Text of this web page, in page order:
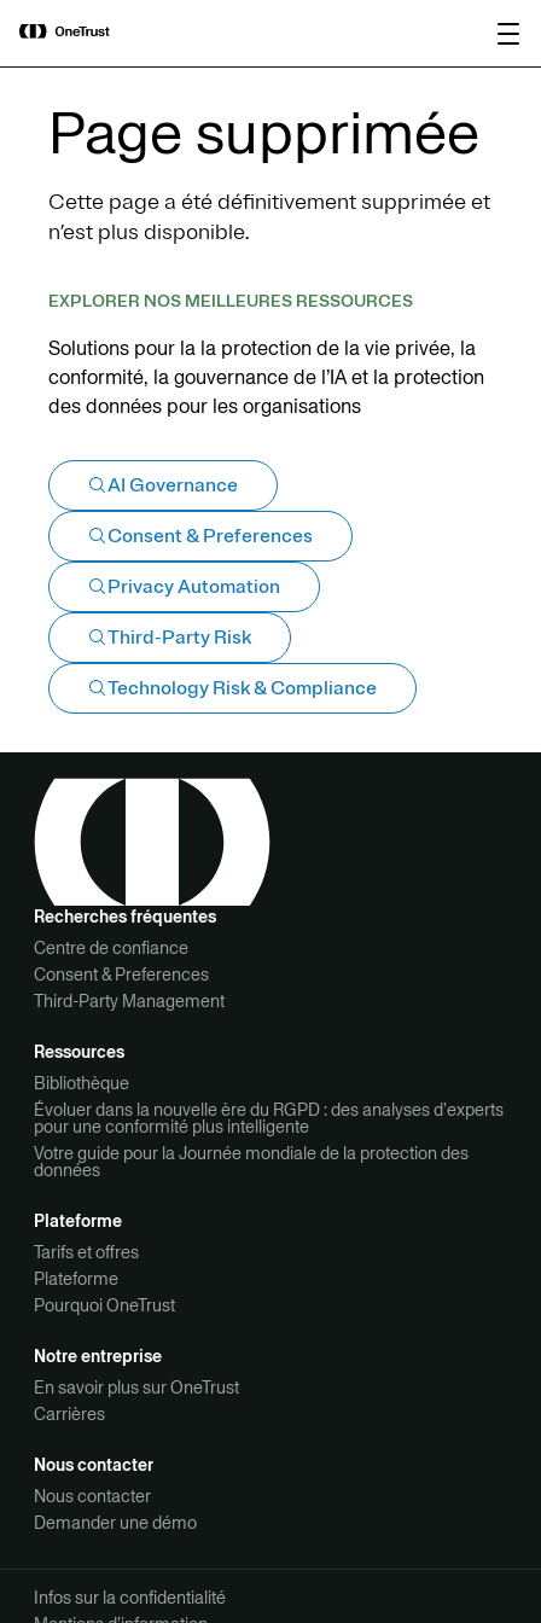
OneTrust nommée « Visionnaire »
dans le Magic Quadrant™ 2026 de
Gartner® pour les plateformes de
Page supprimée
Cette page a été définitivement supprimée et
n’est plus disponible.
EXPLORER NOS MEILLEURES RESSOURCES
Solutions pour la la protection de la vie privée, la
conformité, la gouvernance de l’IA et la protection
des données pour les organisations
AI Governance
Consent & Preferences
Privacy Automation
Third-Party Risk
Technology Risk & Compliance
Recherches fréquentes
Centre de confiance
Consent & Preferences
Third-Party Management
Ressources
Bibliothèque
Évoluer dans la nouvelle ère du RGPD : des analyses d’experts
pour une conformité plus intelligente
Votre guide pour la Journée mondiale de la protection des
données
Plateforme
Tarifs et offres
Plateforme
Pourquoi OneTrust
Notre entreprise
En savoir plus sur OneTrust
Carrières
Nous contacter
Nous contacter
Demander une démo
Infos sur la confidentialité